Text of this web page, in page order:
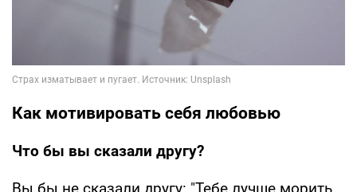
Как мотивировать себя любовью
Что бы вы сказали другу?
Вы бы не сказали другу: "Тебе лучше морить